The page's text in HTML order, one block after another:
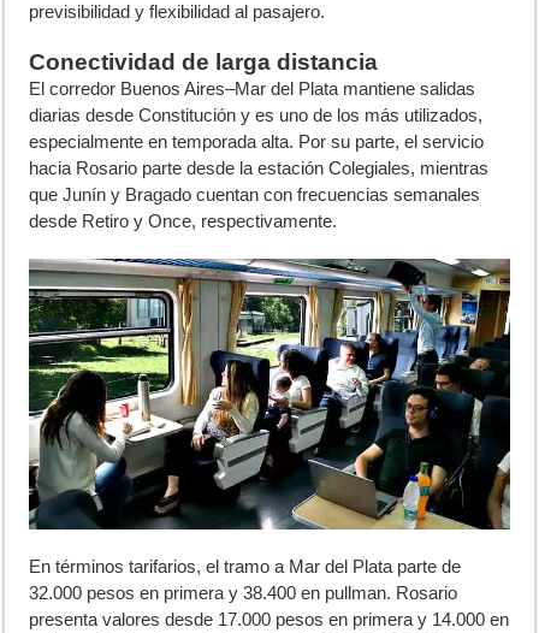
previsibilidad y flexibilidad al pasajero.
Conectividad de larga distancia
El corredor Buenos Aires–Mar del Plata mantiene salidas
diarias desde Constitución y es uno de los más utilizados,
especialmente en temporada alta. Por su parte, el servicio
hacia Rosario parte desde la estación Colegiales, mientras
que Junín y Bragado cuentan con frecuencias semanales
desde Retiro y Once, respectivamente.
En términos tarifarios, el tramo a Mar del Plata parte de
32.000 pesos en primera y 38.400 en pullman. Rosario
presenta valores desde 17.000 pesos en primera y 14.000 en